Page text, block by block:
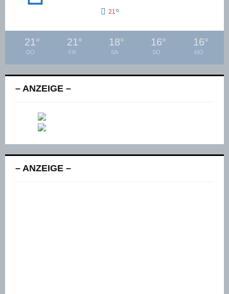
21°
21°
DO
21°
FR
18°
SA
16°
SO
16°
MO
– ANZEIGE –
– ANZEIGE –